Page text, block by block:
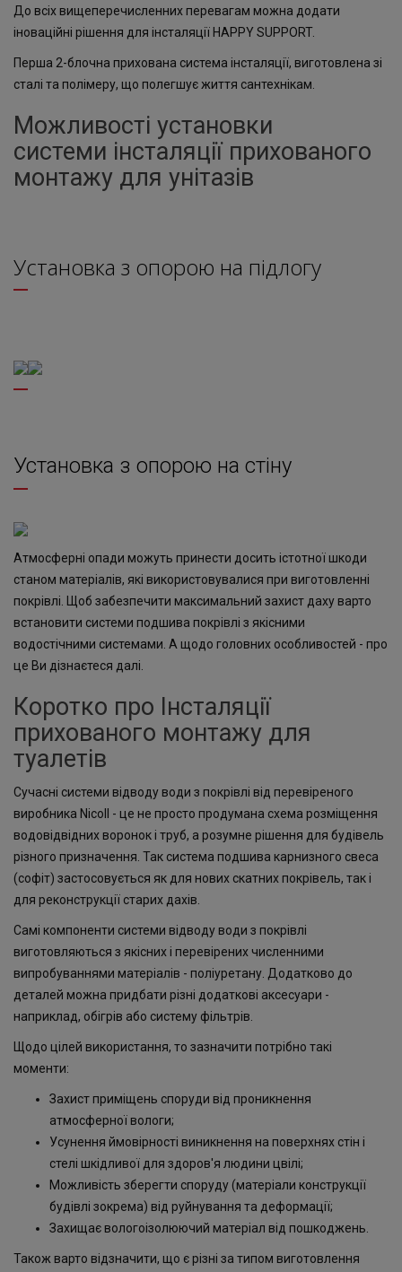
До всіх вищеперечисленних перевагам можна додати
іноваційні рішення для інсталяції HAPPY SUPPORT.
Перша 2-блочна прихована система інсталяції, виготовлена зі
сталі та полімеру, що полегшує життя сантехнікам.
Можливості установки
системи інсталяції прихованого
монтажу для унітазів
Установка з опорою на підлогу
Установка з опорою на стіну
Атмосферні опади можуть принести досить істотної шкоди
станом матеріалів, які використовувалися при виготовленні
покрівлі. Щоб забезпечити максимальний захист даху варто
встановити системи подшива покрівлі з якісними
водостічними системами. А щодо головних особливостей - про
це Ви дізнаєтеся далі.
Коротко про Інсталяції
прихованого монтажу для
туалетів
Сучасні системи відводу води з покрівлі від перевіреного
виробника Nicoll - це не просто продумана схема розміщення
водовідвідних воронок і труб, а розумне рішення для будівель
різного призначення. Так система подшива карнизного свеса
(софіт) застосовується як для нових скатних покрівель, так і
для реконструкції старих дахів.
Самі компоненти системи відводу води з покрівлі
виготовляються з якісних і перевірених численними
випробуваннями матеріалів - поліуретану. Додатково до
деталей можна придбати різні додаткові аксесуари -
наприклад, обігрів або систему фільтрів.
Щодо цілей використання, то зазначити потрібно такі
моменти:
Захист приміщень споруди від проникнення
атмосферної вологи;
Усунення ймовірності виникнення на поверхнях стін і
стелі шкідливої ​​для здоров'я людини цвілі;
Можливість зберегти споруду (матеріали конструкції
будівлі зокрема) від руйнування та деформації;
Захищає вологоізолюючий матеріал від пошкоджень.
Також варто відзначити, що є різні за типом виготовлення